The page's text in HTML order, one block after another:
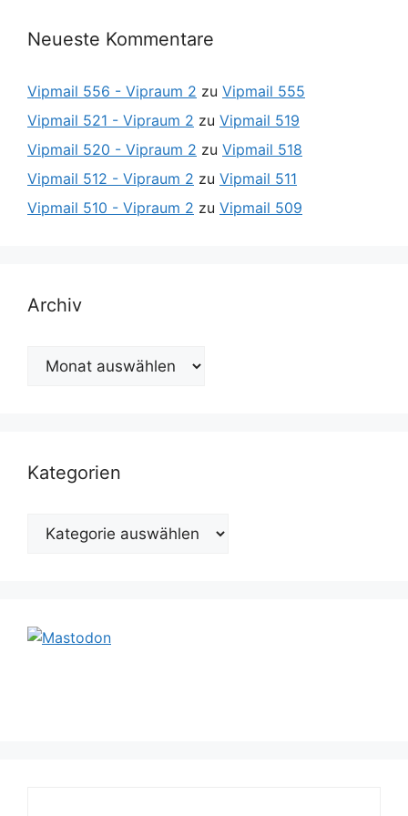
Neueste Kommentare
Vipmail 556 - Vipraum 2 zu Vipmail 555
Vipmail 521 - Vipraum 2 zu Vipmail 519
Vipmail 520 - Vipraum 2 zu Vipmail 518
Vipmail 512 - Vipraum 2 zu Vipmail 511
Vipmail 510 - Vipraum 2 zu Vipmail 509
Archiv
Archiv
Kategorien
Kategorien